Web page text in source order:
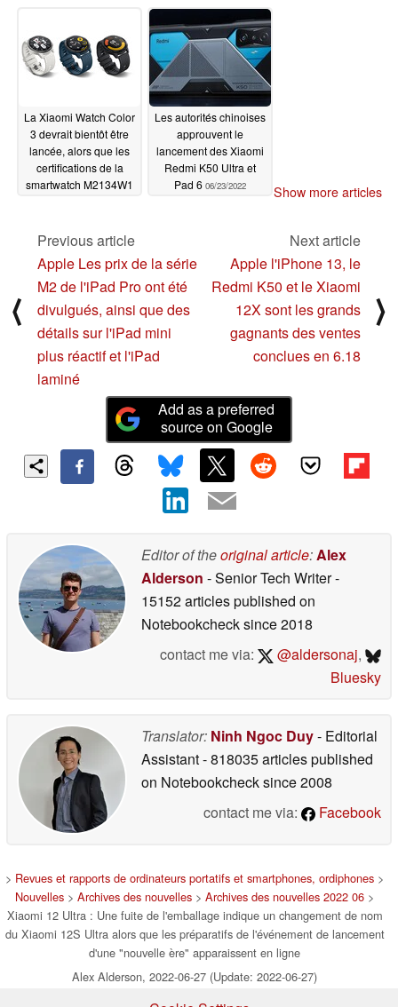
des teasers qui
commenceraient la
semaine prochaine
06/24/2022
Amazfit Band 5 sont
des alternatives moins
chères pour le moment
06/24/2022
La Xiaomi Watch Color
3 devrait bientôt être
lancée, alors que les
certifications de la
smartwatch M2134W1
Les autorités chinoises
approuvent le
lancement des Xiaomi
Redmi K50 Ultra et
Pad 6 06/23/2022 Show more articles
⟨
Previous article
Apple Les prix de la série
M2 de l'iPad Pro ont été
divulgués, ainsi que des
détails sur l'iPad mini
plus réactif et l'iPad
laminé
Next article
Apple l'iPhone 13, le
Redmi K50 et le Xiaomi
12X sont les grands
gagnants des ventes
conclues en 6.18
⟩
Add as a preferred
source on Google
Editor of theoriginal article:Alex
Alderson - Senior Tech Writer-
15152 articles published on
Notebookchecksince 2018
contact me via:
@aldersonaj,
Bluesky
Translator: Ninh Ngoc Duy- Editorial
Assistant- 818035 articles published
on Notebookchecksince 2008
contact me via:
Facebook
> Revues et rapports de ordinateurs portatifs et smartphones, ordiphones >
Nouvelles > Archives des nouvelles > Archives des nouvelles 2022 06 >
Xiaomi 12 Ultra : Une fuite de l'emballage indique un changement de nom
du Xiaomi 12S Ultra alors que les préparatifs de l'événement de lancement
d'une "nouvelle ère" apparaissent en ligne
Alex Alderson, 2022-06-27 (Update: 2022-06-27)